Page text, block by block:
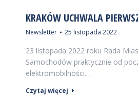
KRAKÓW UCHWALA
Newsletter 25 listopada 2022
23 listopada 2022 roku Rada
Samochodów praktycznie od
elektromobilności.…
Czytaj więcej